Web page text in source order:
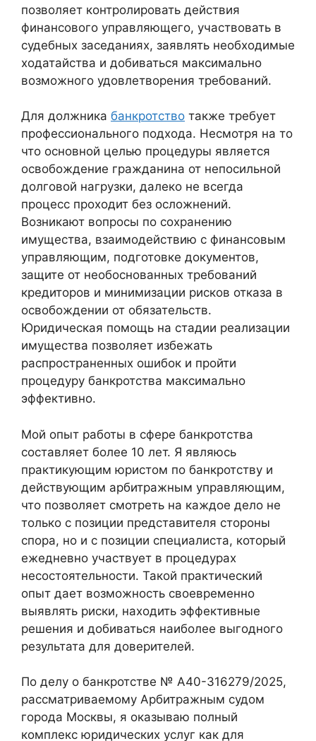
позволяет контролировать действия
финансового управляющего, участвовать в
судебных заседаниях, заявлять необходимые
ходатайства и добиваться максимально
возможного удовлетворения требований.
Для должника банкротство также требует
профессионального подхода. Несмотря на то
что основной целью процедуры является
освобождение гражданина от непосильной
долговой нагрузки, далеко не всегда
процесс проходит без осложнений.
Возникают вопросы по сохранению
имущества, взаимодействию с финансовым
управляющим, подготовке документов,
защите от необоснованных требований
кредиторов и минимизации рисков отказа в
освобождении от обязательств.
Юридическая помощь на стадии реализации
имущества позволяет избежать
распространенных ошибок и пройти
процедуру банкротства максимально
эффективно.
Мой опыт работы в сфере банкротства
составляет более 10 лет. Я являюсь
практикующим юристом по банкротству и
действующим арбитражным управляющим,
что позволяет смотреть на каждое дело не
только с позиции представителя стороны
спора, но и с позиции специалиста, который
ежедневно участвует в процедурах
несостоятельности. Такой практический
опыт дает возможность своевременно
выявлять риски, находить эффективные
решения и добиваться наиболее выгодного
результата для доверителей.
По делу о банкротстве № А40-316279/2025,
рассматриваемому Арбитражным судом
города Москвы, я оказываю полный
комплекс юридических услуг как для